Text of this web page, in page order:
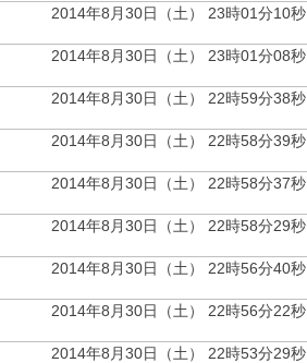
2014年8月30日（土） 23時01分10秒
2014年8月30日（土） 23時01分08秒
2014年8月30日（土） 22時59分38秒
2014年8月30日（土） 22時58分39秒
2014年8月30日（土） 22時58分37秒
2014年8月30日（土） 22時58分29秒
2014年8月30日（土） 22時56分40秒
2014年8月30日（土） 22時56分22秒
2014年8月30日（土） 22時53分29秒